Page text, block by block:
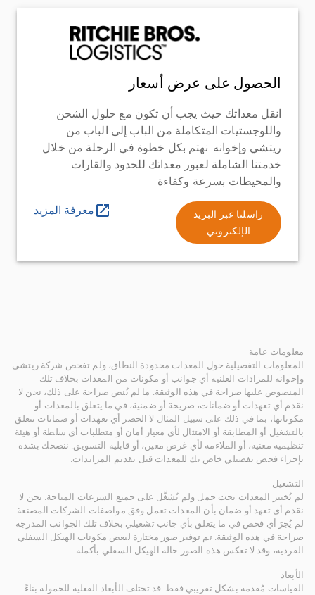
الحصول على عرض أسعار
انقل معداتك حيث يجب أن تكون مع حلول الشحن
واللوجستيات المتكاملة من الباب إلى الباب من
ريتشي وإخوانه. نهتم بكل خطوة في الرحلة من خلال
خدمتنا الشاملة لعبور معداتك للحدود والقارات
والمحيطات بسرعة وكفاءة
راسلنا عبر البريد
الإلكتروني
معرفة المزيد
معلومات عامة
المعلومات التفصيلية حول المعدات محدودة النطاق، ولم تفحص شركة ريتشي
وإخوانه للمزادات العلنية أي جوانب أو مكونات من المعدات بخلاف تلك
المنصوص عليها صراحة في هذه الوثيقة. ما لم يُنص صراحة على ذلك، نحن لا
نقدم أي تعهدات أو ضمانات، صريحة أو ضمنية، في ما يتعلق بالمعدات أو
مكوناتها، بما في ذلك على سبيل المثال لا الحصر أي تعهدات أو ضمانات تتعلق
بالتشغيل أو المطابقة أو الامتثال لأي معيار أمان أو متطلبات أي سلطة أو هيئة
تنظيمية معنية، أو الملاءمة لأي غرض معين، أو قابلية التسويق. ننصحك بشدة
بإجراء فحص تفصيلي خاص بك للمعدات قبل تقديم المزايدات.
التشغيل
لم تُختبر المعدات تحت حمل ولم تُشغَّل على جميع السرعات المتاحة. نحن لا
نقدم أي تعهد أو ضمان بأن المعدات تعمل وفق مواصفات الشركات المصنعة.
لم يُجرَ أي فحص في ما يتعلق بأي جانب تشغيلي بخلاف تلك الجوانب المدرجة
صراحة في هذه الوثيقة. تم توفير صور مختارة لبعض مكونات الهيكل السفلي
الفردية، وقد لا تعكس هذه الصور حالة الهيكل السفلي بأكمله.
الأبعاد
القياسات مُقدمة بشكل تقريبي فقط. قد تختلف الأبعاد الفعلية للحمولة بناءً